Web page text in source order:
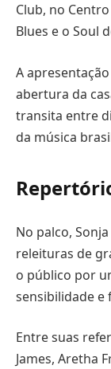
Club, no
Blues e o Soul
A
abertura da
transita entre
da música
No palco,
releituras de
o público por
sensibilidade
Entre suas
James, Aretha